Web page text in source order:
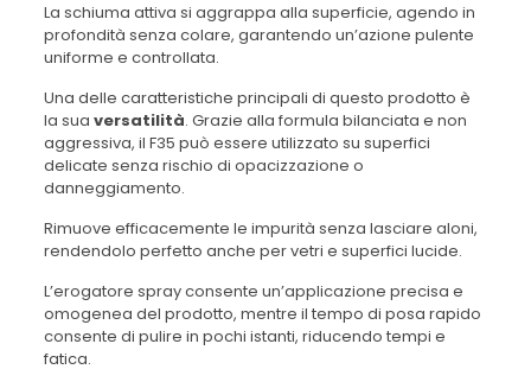
La schiuma attiva si aggrappa alla superficie, agendo in
profondità senza colare, garantendo un’azione pulente
uniforme e controllata.
Una delle caratteristiche principali di questo prodotto è
la sua versatilità. Grazie alla formula bilanciata e non
aggressiva, il F35 può essere utilizzato su superfici
delicate senza rischio di opacizzazione o
danneggiamento.
Rimuove efficacemente le impurità senza lasciare aloni,
rendendolo perfetto anche per vetri e superfici lucide.
L’erogatore spray consente un’applicazione precisa e
omogenea del prodotto, mentre il tempo di posa rapido
consente di pulire in pochi istanti, riducendo tempi e
fatica.